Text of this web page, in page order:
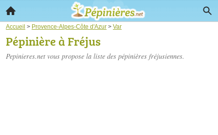
Accueil > Provence-Alpes-Côte d'Azur > Var
Pépinière à Fréjus
Pepinieres.net vous propose la liste des pépinières fréjusiennes.